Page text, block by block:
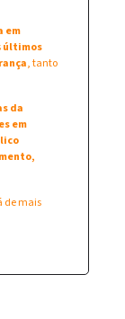
em
últimos
, tanto
da
em
de mais